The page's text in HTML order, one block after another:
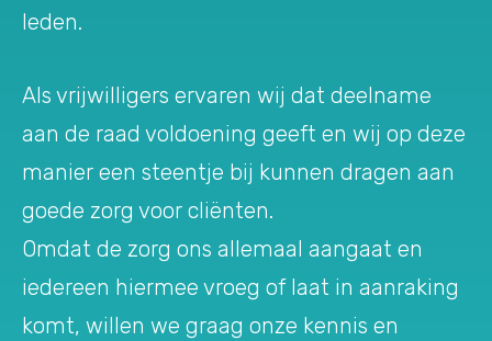
leden.
Als vrijwilligers ervaren wij dat deelname
aan de raad voldoening geeft en wij op deze
manier een steentje bij kunnen dragen aan
goede zorg voor cliënten.
Omdat de zorg ons allemaal aangaat en
iedereen hiermee vroeg of laat in aanraking
komt, willen we graag onze kennis en